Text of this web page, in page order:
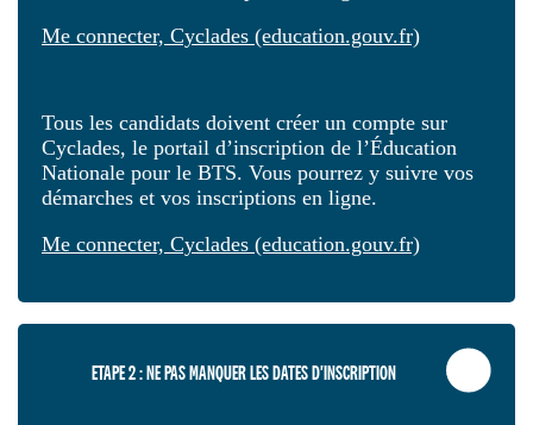
Me connecter, Cyclades (education.gouv.fr)
Tous les candidats doivent créer un compte sur
Cyclades, le portail d’inscription de l’Éducation
Nationale pour le BTS. Vous pourrez y suivre vos
démarches et vos inscriptions en ligne.
Me connecter, Cyclades (education.gouv.fr)
ETAPE 2 : NE PAS MANQUER LES DATES D'INSCRIPTION